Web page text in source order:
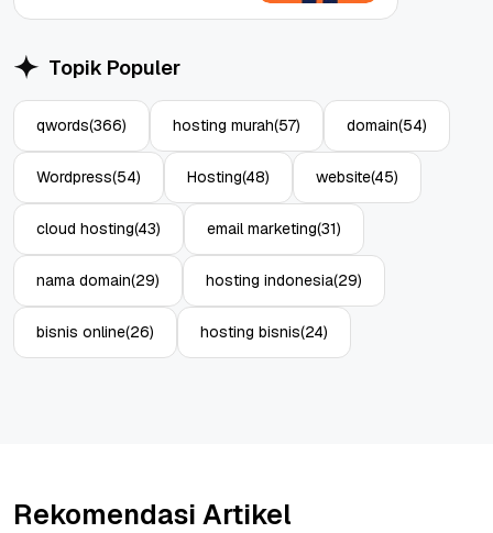
Topik Populer
qwords(366) hosting murah(57) domain(54)
Wordpress(54) Hosting(48) website(45)
cloud hosting(43) email marketing(31)
nama domain(29) hosting indonesia(29)
bisnis online(26) hosting bisnis(24)
Rekomendasi Artikel